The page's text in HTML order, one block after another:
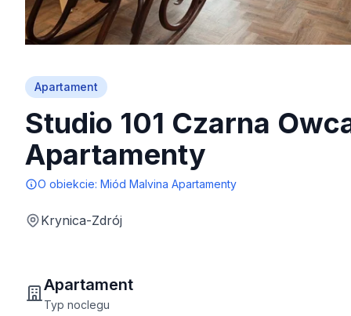
Apartament
Studio 101 Czarna
Apartamenty
O obiekcie: Miód Malvina Apartamenty
Krynica-Zdrój
Apartament
Typ noclegu